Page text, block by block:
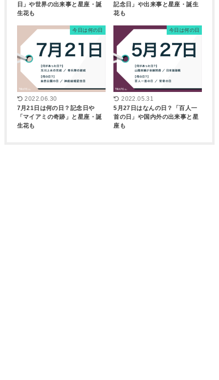
日」や世界の出来事と星座・誕
生花も
記念日」や出来事と星座・誕生
花も
今日は何の日
2022.06.30
7月21日は何の日？記念日や
「マイアミの奇跡」と星座・誕
生花も
今日は何の日
2022.05.31
5月27日はなんの日？「百人一
首の日」や国内外の出来事と星
座も